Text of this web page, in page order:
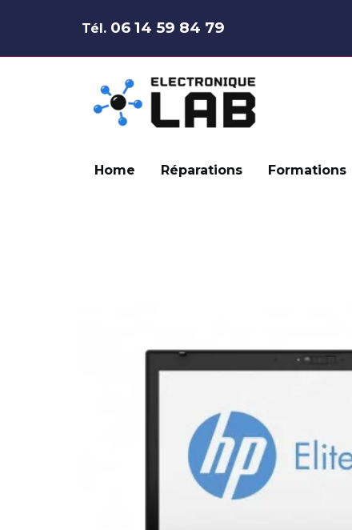
contenu
Tél. 06 14 59 84 79
Home Réparations Formations